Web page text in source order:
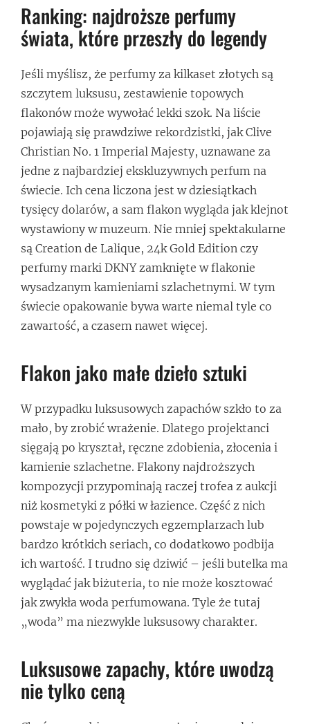
Ranking: najdroższe perfumy
świata, które przeszły do legendy
Jeśli myślisz, że perfumy za kilkaset złotych są
szczytem luksusu, zestawienie topowych
flakonów może wywołać lekki szok. Na liście
pojawiają się prawdziwe rekordzistki, jak Clive
Christian No. 1 Imperial Majesty, uznawane za
jedne z najbardziej ekskluzywnych perfum na
świecie. Ich cena liczona jest w dziesiątkach
tysięcy dolarów, a sam flakon wygląda jak klejnot
wystawiony w muzeum. Nie mniej spektakularne
są Creation de Lalique, 24k Gold Edition czy
perfumy marki DKNY zamknięte w flakonie
wysadzanym kamieniami szlachetnymi. W tym
świecie opakowanie bywa warte niemal tyle co
zawartość, a czasem nawet więcej.
Flakon jako małe dzieło sztuki
W przypadku luksusowych zapachów szkło to za
mało, by zrobić wrażenie. Dlatego projektanci
sięgają po kryształ, ręczne zdobienia, złocenia i
kamienie szlachetne. Flakony najdroższych
kompozycji przypominają raczej trofea z aukcji
niż kosmetyki z półki w łazience. Część z nich
powstaje w pojedynczych egzemplarzach lub
bardzo krótkich seriach, co dodatkowo podbija
ich wartość. I trudno się dziwić – jeśli butelka ma
wyglądać jak biżuteria, to nie może kosztować
jak zwykła woda perfumowana. Tyle że tutaj
„woda” ma niezwykle luksusowy charakter.
Luksusowe zapachy, które uwodzą
nie tylko ceną